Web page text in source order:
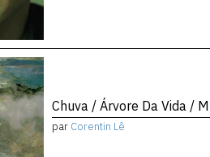
Chuva / Árvore Da Vida / M
par Corentin Lê